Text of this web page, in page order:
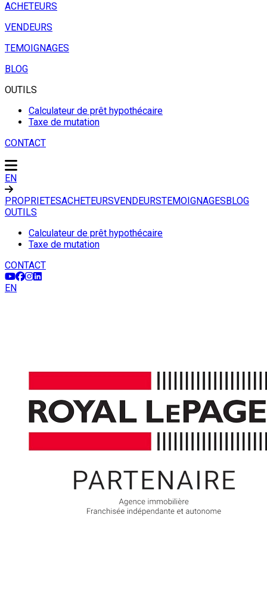
ACHETEURS
VENDEURS
TEMOIGNAGES
BLOG
OUTILS
Calculateur de prêt hypothécaire
Taxe de mutation
CONTACT
EN
PROPRIETESACHETEURSVENDEURSTEMOIGNAGESBLOG
OUTILS
Calculateur de prêt hypothécaire
Taxe de mutation
CONTACT
EN